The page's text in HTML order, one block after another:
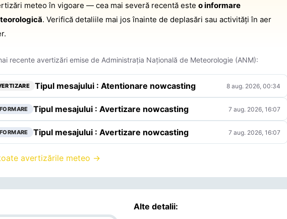
meteo în vigoare — cea mai severă recentă esteo informare
. Verifică detaliile mai jos înainte de deplasări sau activități în aer
recente avertizări emise de Administrația Națională de Meteorologie (ANM):
Tipul mesajului : Atentionare nowcasting 8 aug. 2026, 00:34
Tipul mesajului : Avertizare nowcasting 7 aug. 2026, 16:07
Tipul mesajului : Avertizare nowcasting 7 aug. 2026, 16:07
avertizările meteo →
Alte detalii: